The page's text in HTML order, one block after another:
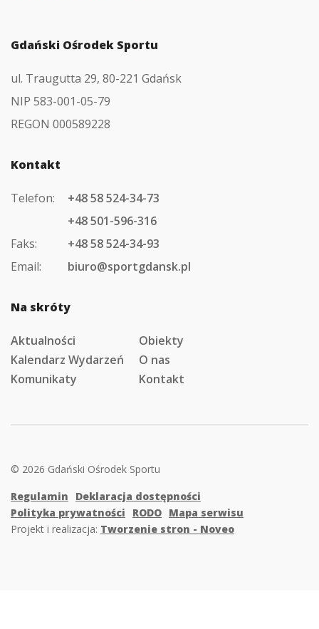
Gdański Ośrodek Sportu
ul. Traugutta 29, 80-221 Gdańsk
NIP 583-001-05-79
REGON 000589228
Kontakt
Telefon:
+48 58 524-34-73
+48 501-596-316
Faks:
+48 58 524-34-93
Email:
biuro@sportgdansk.pl
Na skróty
Aktualności
Obiekty
Kalendarz Wydarzeń
O nas
Komunikaty
Kontakt
© 2026 Gdański Ośrodek Sportu
Regulamin
Deklaracja dostępności
Polityka prywatności
RODO Mapa serwisu
Projekt i realizacja: Tworzenie stron - Noveo